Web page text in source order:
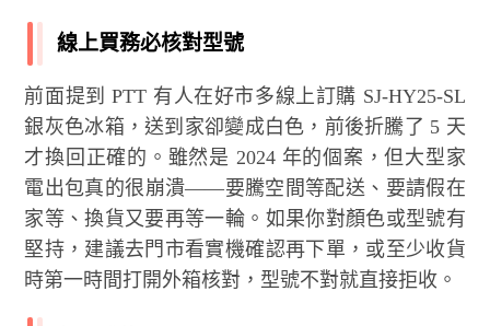
線上買務必核對型號
前面提到 PTT 有人在好市多線上訂購 SJ-HY25-SL
銀灰色冰箱，送到家卻變成白色，前後折騰了 5 天
才換回正確的。雖然是 2024 年的個案，但大型家
電出包真的很崩潰——要騰空間等配送、要請假在
家等、換貨又要再等一輪。如果你對顏色或型號有
堅持，建議去門市看實機確認再下單，或至少收貨
時第一時間打開外箱核對，型號不對就直接拒收。